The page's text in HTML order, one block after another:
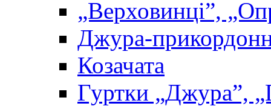
„Верховинці”,
Джура-
Козачата
Гуртки „Джура”,